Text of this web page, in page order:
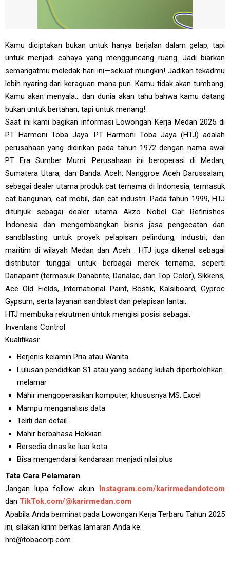
Kamu diciptakan bukan untuk hanya berjalan dalam gelap, tapi
untuk menjadi cahaya yang mengguncang ruang. Jadi biarkan
semangatmu meledak hari ini—sekuat mungkin! Jadikan tekadmu
lebih nyaring dari keraguan mana pun. Kamu tidak akan tumbang.
Kamu akan menyala… dan dunia akan tahu bahwa kamu datang
bukan untuk bertahan, tapi untuk menang!
Saat ini kami bagikan informasi Lowongan Kerja Medan 2025 di
PT Harmoni Toba Jaya. PT Harmoni Toba Jaya (HTJ) adalah
perusahaan yang didirikan pada tahun 1972 dengan nama awal
PT Era Sumber Murni. Perusahaan ini beroperasi di Medan,
Sumatera Utara, dan Banda Aceh, Nanggroe Aceh Darussalam,
sebagai dealer utama produk cat ternama di Indonesia, termasuk
cat bangunan, cat mobil, dan cat industri. Pada tahun 1999, HTJ
ditunjuk sebagai dealer utama Akzo Nobel Car Refinishes
Indonesia dan mengembangkan bisnis jasa pengecatan dan
sandblasting untuk proyek pelapisan pelindung, industri, dan
maritim di wilayah Medan dan Aceh . HTJ juga dikenal sebagai
distributor tunggal untuk berbagai merek ternama, seperti
Danapaint (termasuk Danabrite, Danalac, dan Top Color), Sikkens,
Ace Old Fields, International Paint, Bostik, Kalsiboard, Gyproc
Gypsum, serta layanan sandblast dan pelapisan lantai.
HTJ membuka rekrutmen untuk mengisi posisi sebagai:
Inventaris Control
Kualifikasi:
Berjenis kelamin Pria atau Wanita
Lulusan pendidikan S1 atau yang sedang kuliah diperbolehkan
melamar
Mahir mengoperasikan komputer, khususnya MS. Excel
Mampu menganalisis data
Teliti dan detail
Mahir berbahasa Hokkian
Bersedia dinas ke luar kota
Bisa mengendarai kendaraan menjadi nilai plus
Tata Cara Pelamaran
Jangan lupa follow akun Instagram.com/karirmedandotcom
dan TikTok.com/@karirmedan.com
Apabila Anda berminat pada Lowongan Kerja Terbaru Tahun 2025
ini, silakan kirim berkas lamaran Anda ke:
hrd@tobacorp.com